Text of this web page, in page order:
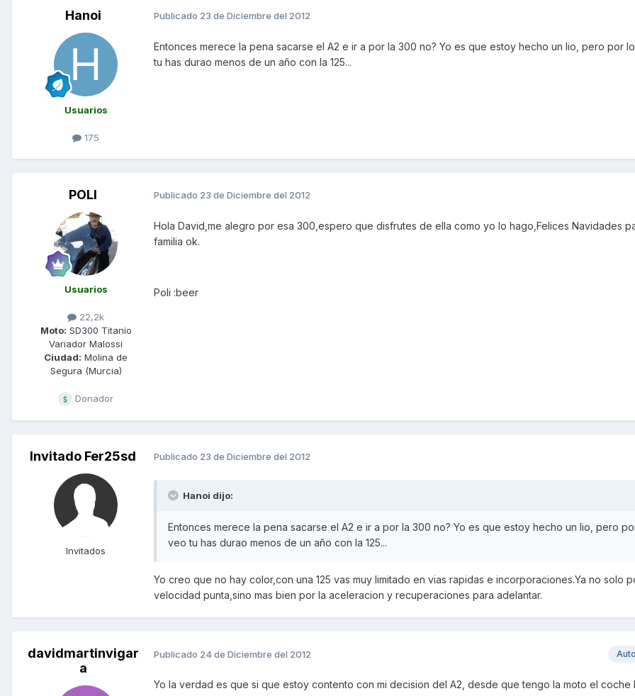
Hanoi
Usuarios
175
Publicado 23 de Diciembre del 2012
Entonces merece la pena sacarse el A2 e ir a por la 300 no? Yo es que estoy hecho un lio, pero por
tu has durao menos de un año con la 125...
POLI
Usuarios
22,2k
Moto: SD300 Titanio
Variador Malossi
Ciudad: Molina de
Segura (Murcia)
Donador
Publicado 23 de Diciembre del 2012
Hola David,me alegro por esa 300,espero que disfrutes de ella como yo lo hago,Felices Navidades
familia ok.
Poli :beer
Invitado Fer25sd
Invitados
Publicado 23 de Diciembre del 2012
Hanoi dijo:
Entonces merece la pena sacarse el A2 e ir a por la 300 no? Yo es que estoy hecho un lio, pero
veo tu has durao menos de un año con la 125...
Yo creo que no hay color,con una 125 vas muy limitado en vias rapidas e incorporaciones.Ya no solo
velocidad punta,sino mas bien por la aceleracion y recuperaciones para adelantar.
davidmartinvigar
a
Publicado 24 de Diciembre del 2012
Yo la verdad es que si que estoy contento con mi decision del A2, desde que tengo la moto el coche